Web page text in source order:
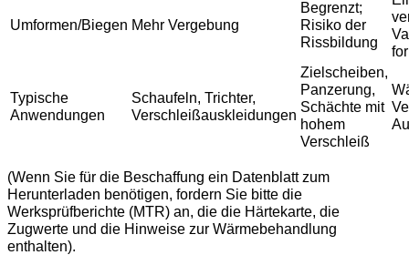
Umformen/Biegen Mehr Vergebung
Begrenzt;
Risiko der
Rissbildung
Typische
Anwendungen
Schaufeln, Trichter,
Verschleißauskleidungen
Zielscheiben,
Panzerung,
Schächte mit
hohem
Verschleiß
(Wenn Sie für die Beschaffung ein Datenblatt zum
Herunterladen benötigen, fordern Sie bitte die
Werksprüfberichte (MTR) an, die die Härtekarte, die
Zugwerte und die Hinweise zur Wärmebehandlung
enthalten).